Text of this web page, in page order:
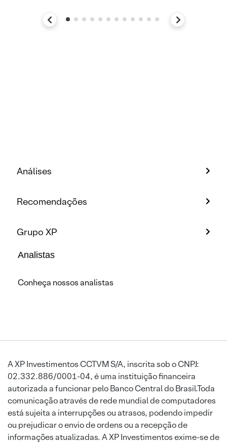
Análises
Recomendações
Grupo XP
Analistas
Conheça nossos analistas
A XP Investimentos CCTVM S/A, inscrita sob o CNPJ:
02.332.886/0001-04, é uma instituição financeira
autorizada a funcionar pelo Banco Central do Brasil.Toda
comunicação através de rede mundial de computadores
está sujeita a interrupções ou atrasos, podendo impedir
ou prejudicar o envio de ordens ou a recepção de
informações atualizadas. A XP Investimentos exime-se de